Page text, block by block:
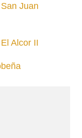
Juan
Alcor II